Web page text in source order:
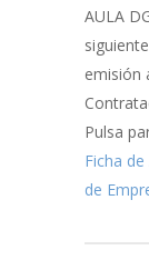
AULA
emisión
Pulsa
Ficha
de